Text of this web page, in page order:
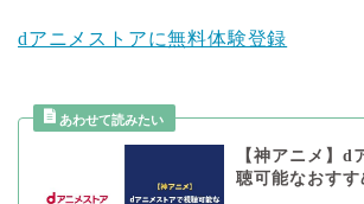
dアニメストアに無料体験登録
【神アニメ】d
聴可能なおすす